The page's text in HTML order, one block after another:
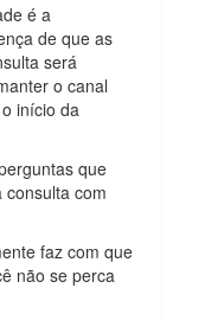
é a
de que as
será
o canal
início da
que
com
faz com que
não se perca